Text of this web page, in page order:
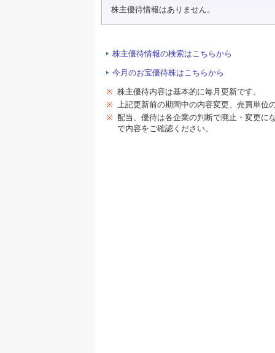
株主優待情報はありません。
株主優待情報の検索はこちらから
今月のお宝優待株はこちらから
※ 株主優待内容は基本的に毎月更新です。
※ 上記更新前の期間中の内容変更、売買単位
※ 配当、優待は各企業の判断で廃止・変更に
で内容をご確認ください。